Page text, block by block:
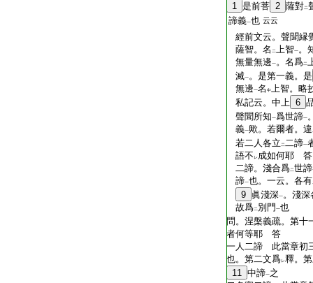
1 是前菩 2 薩對二
諦義一也 云云
經前文云。聲聞縁
薩智。名 二上智一。
無量無邊一。名爲二
滅一。是第一義。是
無邊一名 中上智。略
私記云。中上 6
聲聞所知一爲世諦一
義一歟。若爾者。違
若二人各立 二二諦一
語不 レ成如何耶 答
二諦。淺合爲二世諦
諦一也。一云。各有
9 眞淺深一。淺深
故爲二 別門 一也
問。涅槃義疏。第十
者何等耶 答
一人二諦 此當章初
也。第二文爲レ釋。
11 中諦一之